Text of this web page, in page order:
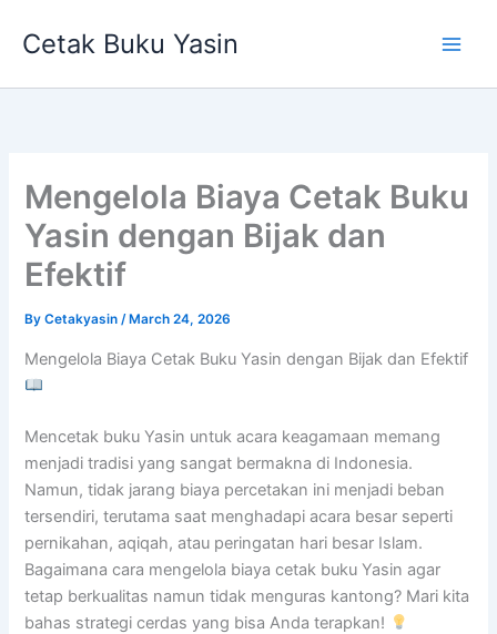
Cetak Buku Yasin
Mengelola Biaya Cetak Buku
Yasin dengan Bijak dan
Efektif
ByCetakyasin/ March 24, 2026
Mengelola Biaya Cetak Buku Yasin dengan Bijak dan Efektif
Mencetak buku Yasin untuk acara keagamaan memang
menjadi tradisi yang sangat bermakna di Indonesia.
Namun, tidak jarang biaya percetakan ini menjadi beban
tersendiri, terutama saat menghadapi acara besar seperti
pernikahan, aqiqah, atau peringatan hari besar Islam.
Bagaimana cara mengelola biaya cetak buku Yasin agar
tetap berkualitas namun tidak menguras kantong? Mari kita
bahas strategi cerdas yang bisa Anda terapkan!